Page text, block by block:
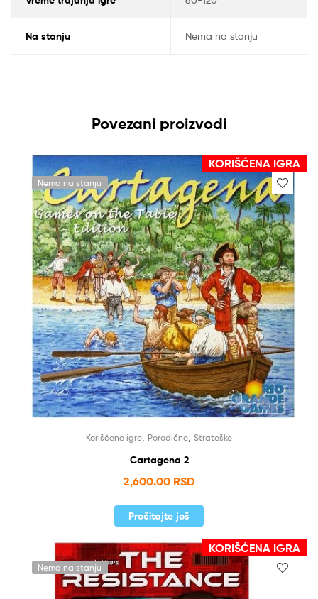
Na stanju Nema na stanju
Povezani proizvodi
Nema na stanju
KORIŠĆENA IGRA
Korišćene igre Porodične Strateške
Cartagena 2
2,600.00 RSD
Pročitajte još
Nema na stanju
KORIŠĆENA IGRA